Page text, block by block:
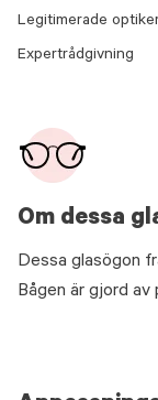
Om dessa
Dessa glasögon
Bågen är gjord av
Legitimerade
Expertrådgivning